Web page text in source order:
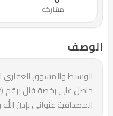
مشاركه
الوصف
الوسيط والمسوق العقاري
المصداقية عنواني بإذن